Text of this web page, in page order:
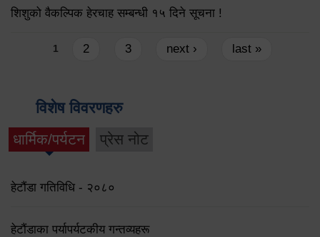
शिशुको वैकल्पिक हेरचाह सम्बन्धी १५ दिने सूचना !
Pages
1 2 3 next › last »
विशेष विवरणहरु
धार्मिक/पर्यटन प्रेस नोट
हेटौंडा गतिविधि - २०८०
हेटौंडाका पर्यापर्यटकीय गन्तव्यहरू